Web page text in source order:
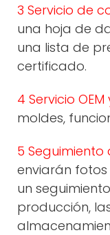
3 Servicio de
una hoja de
una lista de
certificado.
4 Servicio OEM
moldes,
5
enviarán
un
producción,